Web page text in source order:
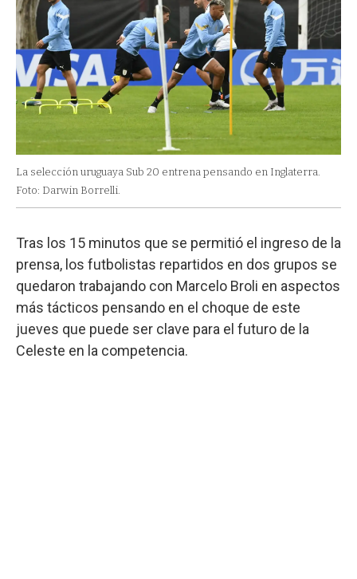
La selección uruguaya Sub 20 entrena pensando en Inglaterra.
Foto: Darwin Borrelli.
Tras los 15 minutos que se permitió el ingreso de la
prensa, los futbolistas repartidos en dos grupos se
quedaron trabajando con Marcelo Broli en aspectos
más tácticos pensando en el choque de este
jueves que puede ser clave para el futuro de la
Celeste en la competencia.